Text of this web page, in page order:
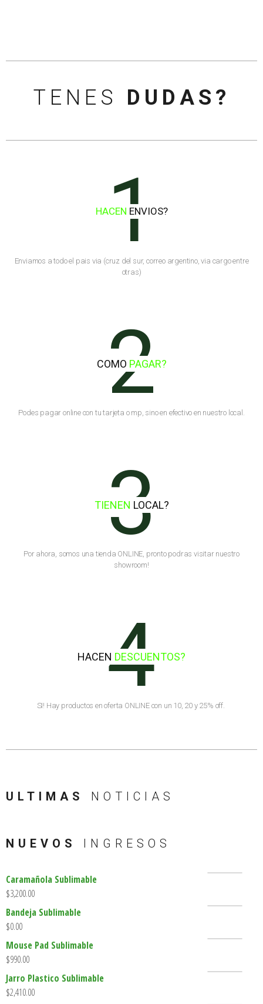
TENES DUDAS?
1
Enviamos a todo el pais via (cruz del sur, correo argentino, via cargo entre
otras)
HACEN ENVIOS?
2
Podes pagar online con tu tarjeta o mp, sino en efectivo en nuestro local.
COMO PAGAR?
3
Por ahora, somos una tienda ONLINE, pronto podras visitar nuestro
showroom!
TIENEN LOCAL?
4
SI! Hay productos en oferta ONLINE con un 10, 20 y 25% off.
HACEN DESCUENTOS?
ULTIMAS NOTICIAS
NUEVOS INGRESOS
Caramañola Sublimable
$3,200.00
Bandeja Sublimable
$0.00
Mouse Pad Sublimable
$990.00
Jarro Plastico Sublimable
$2,410.00